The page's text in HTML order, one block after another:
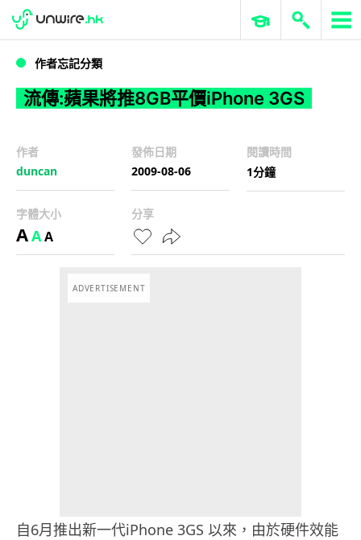
流傳:蘋果將推8GB平價iPhone 3GS
WWDC 2026 ERP 與商業 AI
作者忘記分類
流傳:蘋果將推8GB平價iPhone 3GS
作者
duncan
發佈日期
2009-08-06
閱讀時間
1分鐘
字體大小
AAA
分享
ADVERTISEMENT
自6月推出新一代iPhone 3GS 以來，由於硬件效能